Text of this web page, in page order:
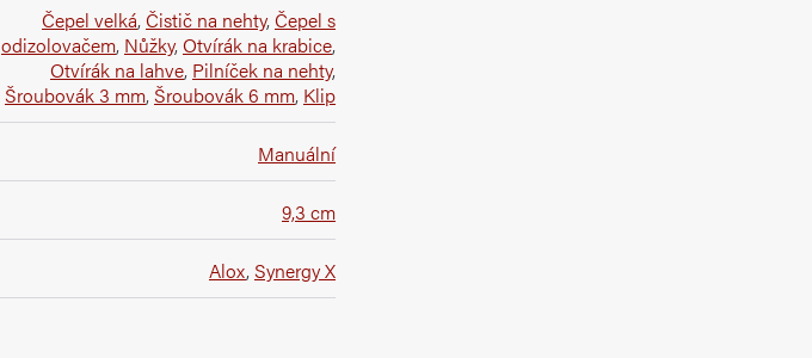
Čepel velká,Čistič na nehty,Čepel s
odizolovačem, Nůžky,Otvírák na krabice,
Otvírák na lahve, Pilníček na nehty,
Šroubovák 3 mm, Šroubovák 6 mm, Klip
Manuální
9,3 cm
Alox, Synergy X